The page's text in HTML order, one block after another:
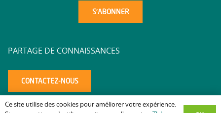
PARTAGE DE CONNAISSANCES
CONTACTEZ-NOUS
Ce site utilise des cookies pour améliorer votre expérience.